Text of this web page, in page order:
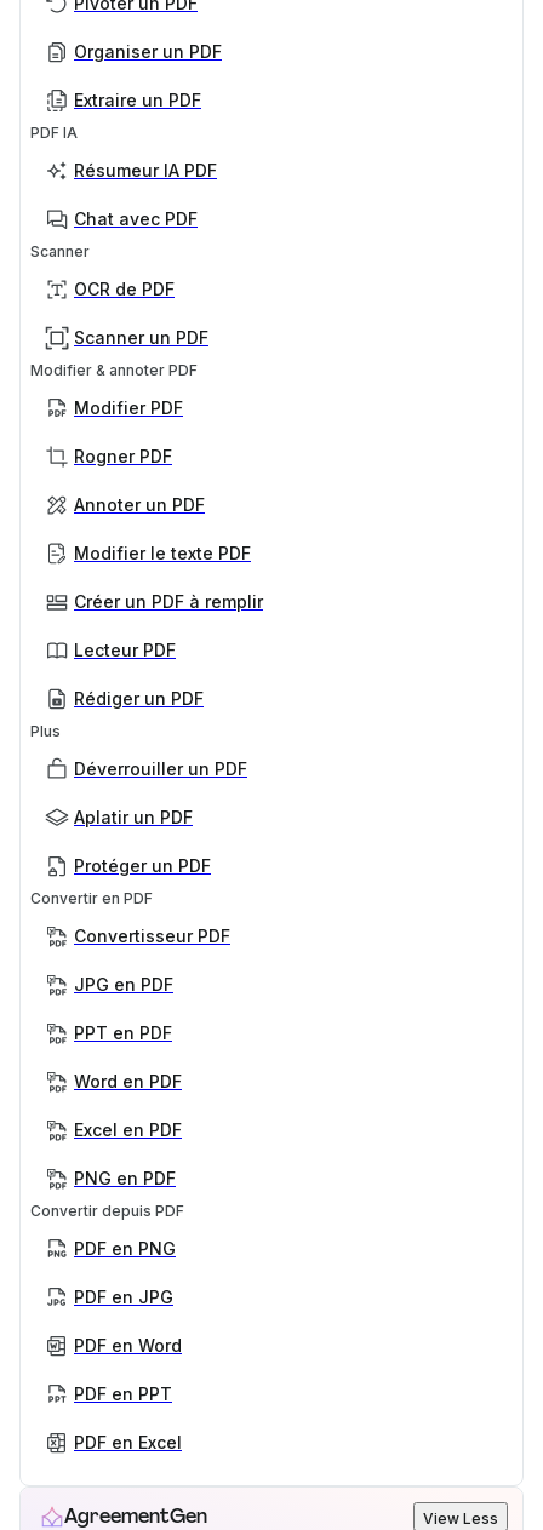
Organiser un PDF
Extraire un PDF
PDF IA
Résumeur IA PDF
Chat avec PDF
Scanner
OCR de PDF
Scanner un PDF
Modifier & annoter PDF
Modifier PDF
Rogner PDF
Annoter un PDF
Modifier le texte PDF
Créer un PDF à remplir
Lecteur PDF
Rédiger un PDF
Plus
Déverrouiller un PDF
Aplatir un PDF
Protéger un PDF
Convertir en PDF
Convertisseur PDF
JPG en PDF
PPT en PDF
Word en PDF
Excel en PDF
PNG en PDF
Convertir depuis PDF
PDF en PNG
PDF en JPG
PDF en Word
PDF en PPT
PDF en Excel
AgreementGen View Less